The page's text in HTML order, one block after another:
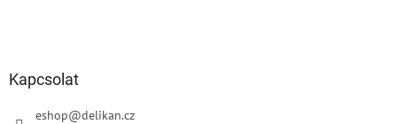
Kapcsolat
eshop@delikan.cz